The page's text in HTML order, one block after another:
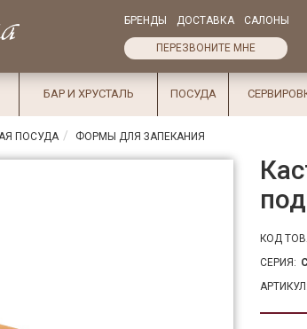
БРЕНДЫ ДОСТАВКА САЛОНЫ
ПЕРЕЗВОНИТЕ МНЕ
БАР И ХРУСТАЛЬ ПОСУДА
ПОСУДА ФОРМЫ ДЛЯ ЗАПЕКАНИЯ
КОД
СЕРИЯ:
АРТИКУЛ: